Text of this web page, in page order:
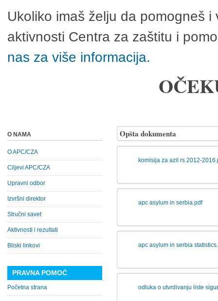
Ukoliko imaš želju da pomogneš
aktivnosti Centra za zaštitu i
nas za više informacija.
Opšta dokumenta
komisija za azil rs 2012-
apc asylum in serbia.pdf
apc asylum in serbia
odluka o utvrdivanju liste
O NAMA
O APC/CZA
Ciljevi APC/CZA
Upravni odbor
Izvršni direktor
Stručni savet
Aktivnosti i rezultati
Bliski linkovi
PRAVNA POMOĆ
Početna strana